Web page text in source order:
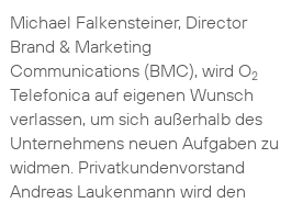
Michael Falkensteiner, Director
Brand & Marketing
Communications (BMC), wird O2
Telefonica auf eigenen Wunsch
verlassen, um sich außerhalb des
Unternehmens neuen Aufgaben zu
widmen. Privatkundenvorstand
Andreas Laukenmann wird den